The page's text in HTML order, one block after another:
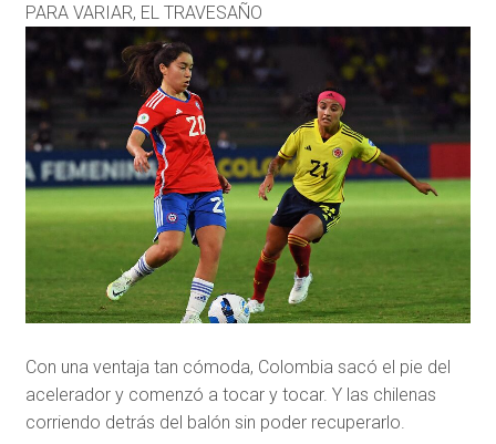
PARA VARIAR, EL TRAVESAÑO
Con una ventaja tan cómoda, Colombia sacó el pie del
acelerador y comenzó a tocar y tocar. Y las chilenas
corriendo detrás del balón sin poder recuperarlo.